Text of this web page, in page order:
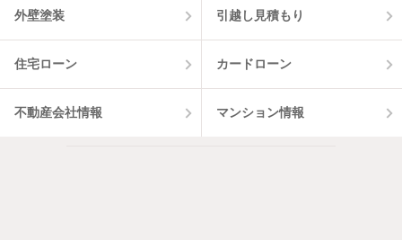
外壁塗装 引越し見積もり
住宅ローン カードローン
不動産会社情報 マンション情報